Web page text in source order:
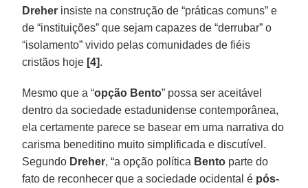
Dreher insiste na construção de “práticas comuns” e
de “instituições” que sejam capazes de “derrubar” o
“isolamento” vivido pelas comunidades de fiéis
cristãos hoje [4].
Mesmo que a “opção Bento” possa ser aceitável
dentro da sociedade estadunidense contemporânea,
ela certamente parece se basear em uma narrativa do
carisma beneditino muito simplificada e discutível.
Segundo Dreher, “a opção política Bento parte do
fato de reconhecer que a sociedade ocidental é pós-